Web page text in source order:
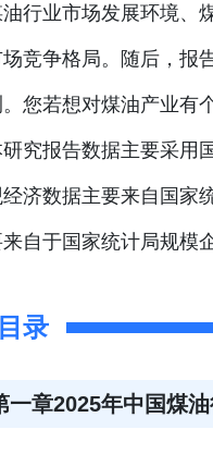
行业市场发展环境、
竞争格局。随后，报
您若想对煤油产业有
究报告数据主要采用
济数据主要来自国家
自于国家统计局规模
录
一章2025年中国煤